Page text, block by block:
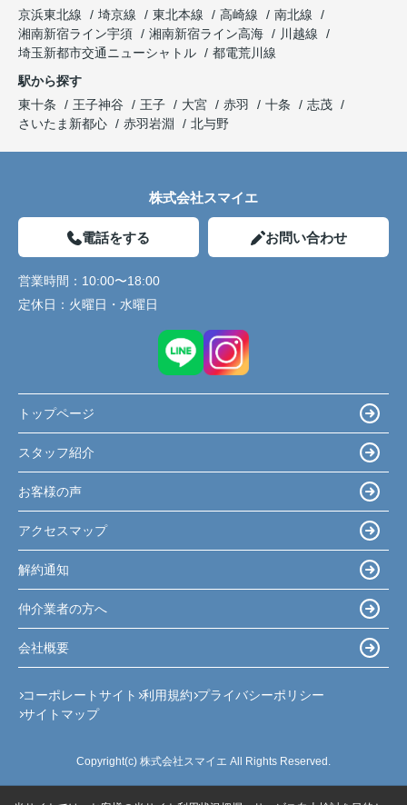
京浜東北線
埼京線 東北本線 高崎線
南北線
湘南新宿ライン宇須
湘南新宿ライン高海
川越線
埼玉新都市交通ニューシャトル
都電荒川線
駅から探す
東十条
王子神谷 王子 大宮 赤羽 十条
志茂
さいたま新都心
赤羽岩淵 北与野
株式会社スマイエ
電話をする お問い合わせ
営業時間： 10:00〜18:00
定休日： 火曜日・水曜日
トップページ
スタッフ紹介
お客様の声
アクセスマップ
解約通知
仲介業者の方へ
会社概要
コーポレートサイト 利用規約 プライバシーポリシー
サイトマップ
Copyright(c) 株式会社スマイエ All Rights Reserved.